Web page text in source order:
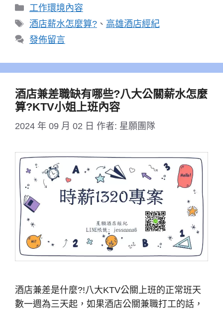
分
類
工作環境內容
標
籤
酒店薪水怎麼算?、 高雄酒店經紀
發佈留言
酒店兼差職缺有哪些?八大公關薪水怎麼
算?KTV小姐上班內容
2024 年 09 月 02 日 作者: 星願團隊
酒店兼差是什麼?!八大KTV公關上班的正常班天
數一週為三天起，如果酒店公關兼職打工的話，